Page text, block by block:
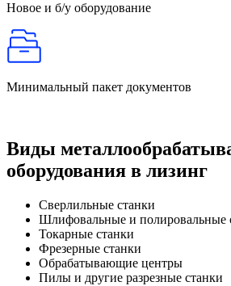
Новое и б/у оборудование
Минимальный пакет документов
Виды
оборудования в лизинг
Сверлильные станки
Шлифовальные и полировальные
Токарные станки
Фрезерные станки
Обрабатывающие центры
Пилы и другие разрезные станки